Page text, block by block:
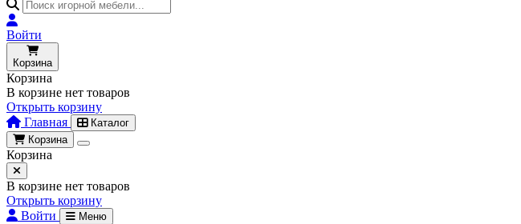
Войти
Корзина
Корзина
В корзине нет товаров
Открыть корзину
Главная
Каталог
Корзина
Корзина
В корзине нет товаров
Открыть корзину
Войти
Меню